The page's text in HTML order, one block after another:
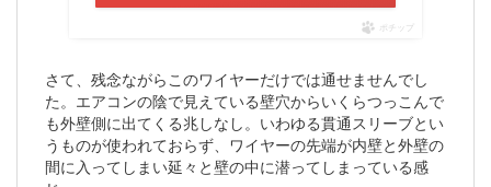
ポチップ
さて、残念ながらこのワイヤーだけでは通せませんでし
た。エアコンの陰で見えている壁穴からいくらつっこんで
も外壁側に出てくる兆しなし。いわゆる貫通スリーブとい
うものが使われておらず、ワイヤーの先端が内壁と外壁の
間に入ってしまい延々と壁の中に潜ってしまっている感